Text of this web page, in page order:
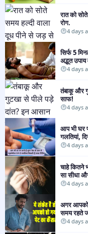
रात को
रोग.
4 days
सिर्फ 5
अद्भुत उपाय
4 days
तंबाकू और
साफ!
4 days
आप भी घर
गलतियां,
4 days
चाहे कितने
सा सीधा
4 days
अगर
समय रहते
4 days